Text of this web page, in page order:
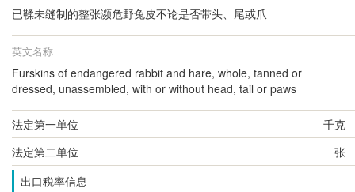
已鞣未缝制的整张濒危野兔皮不论是否带头、尾或爪
英文名称
Furskins of endangered rabbit and hare, whole, tanned or
dressed, unassembled, with or without head, tail or paws
法定第一单位
千克
法定第二单位
张
出口税率信息